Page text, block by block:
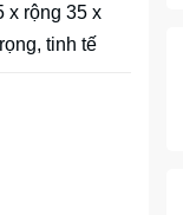
x rộng 35 x
tinh tế